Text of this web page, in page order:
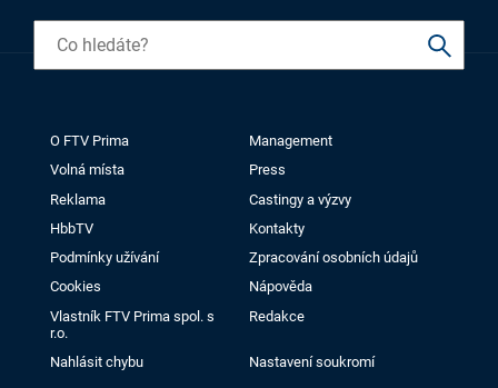
O FTV Prima
Management
Volná místa
Press
Reklama
Castingy a výzvy
HbbTV
Kontakty
Podmínky užívání
Zpracování osobních údajů
Cookies
Nápověda
Vlastník FTV Prima spol. s
r.o.
Redakce
Nahlásit chybu Nastavení soukromí